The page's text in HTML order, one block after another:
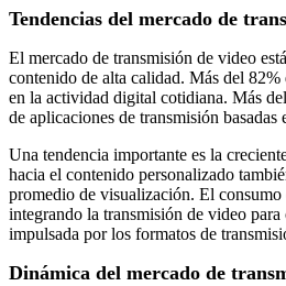
Tendencias del mercado de
El mercado de transmisión de video
contenido de alta calidad. Más del
en la actividad digital cotidiana. Más
de aplicaciones de transmisión
Una tendencia importante es la
hacia el contenido personalizado
promedio de visualización. El consumo
integrando la transmisión de video
impulsada por los formatos de
Dinámica del mercado de